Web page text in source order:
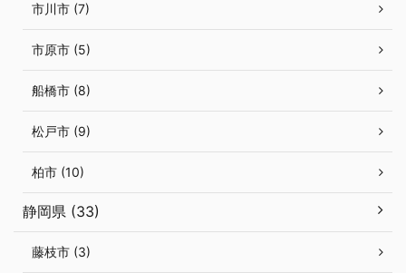
市川市 (7)
市原市 (5)
船橋市 (8)
松戸市 (9)
柏市 (10)
静岡県 (33)
藤枝市 (3)